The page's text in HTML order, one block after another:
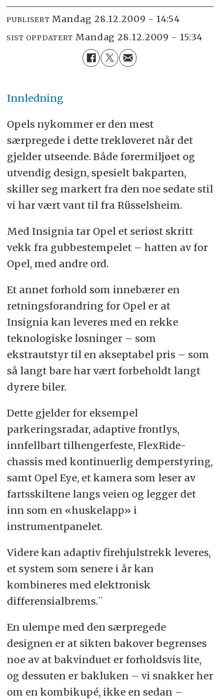
PUBLISERT mandag 28.12.2009 - 14:54
SIST OPPDATERT mandag 28.12.2009 - 15:34
Innledning
Opels nykommer er den mest
særpregede i dette trekløveret når det
gjelder utseende. Både førermiljøet og
utvendig design, spesielt bakparten,
skiller seg markert fra den noe sedate stil
vi har vært vant til fra Rüsselsheim.
Med Insignia tar Opel et seriøst skritt
vekk fra gubbestempelet – hatten av for
Opel, med andre ord.
Et annet forhold som innebærer en
retningsforandring for Opel er at
Insignia kan leveres med en rekke
teknologiske løsninger – som
ekstrautstyr til en akseptabel pris – som
så langt bare har vært forbeholdt langt
dyrere biler.
Dette gjelder for eksempel
parkeringsradar, adaptive frontlys,
innfellbart tilhengerfeste, FlexRide-
chassis med kontinuerlig demperstyring,
samt Opel Eye, et kamera som leser av
fartsskiltene langs veien og legger det
inn som en «huskelapp» i
instrumentpanelet.
Videre kan adaptiv firehjulstrekk leveres,
et system som senere i år kan
kombineres med elektronisk
differensialbrems.¨
En ulempe med den særpregede
designen er at sikten bakover begrenses
noe av at bakvinduet er forholdsvis lite,
og dessuten er bakluken – vi snakker her
om en kombikupé, ikke en sedan –